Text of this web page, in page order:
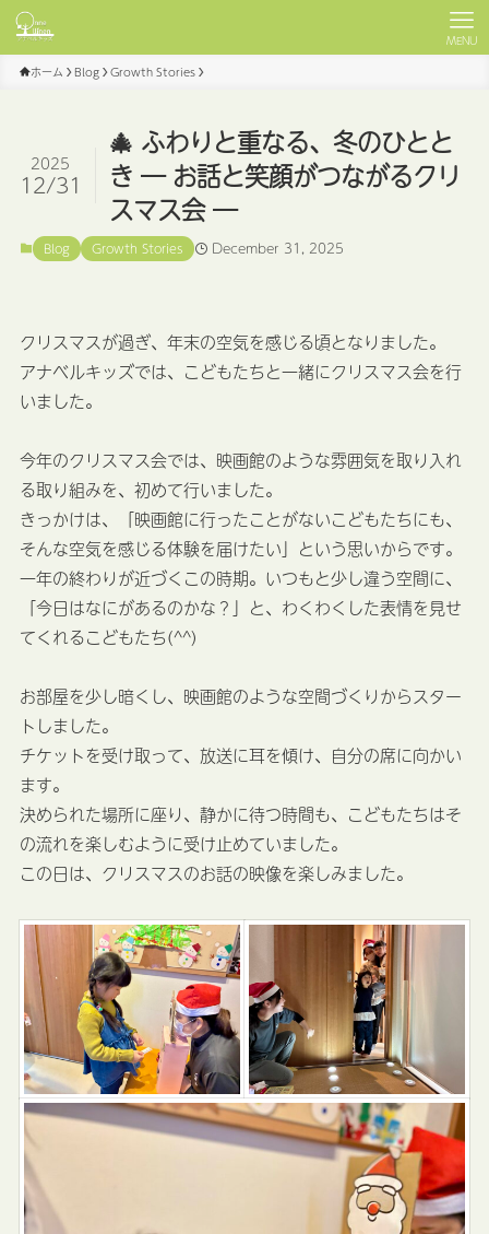
MENU
ホーム Blog Growth Stories
🎄 ふわりと重なる、冬のひとと
き ― お話と笑顔がつながるクリ
スマス会 ―
2025
12/31
Blog Growth Stories December 31, 2025
クリスマスが過ぎ、年末の空気を感じる頃となりました。
アナベルキッズでは、こどもたちと一緒にクリスマス会を行
いました。
今年のクリスマス会では、映画館のような雰囲気を取り入れ
る取り組みを、初めて行いました。
きっかけは、「映画館に行ったことがないこどもたちにも、
そんな空気を感じる体験を届けたい」という思いからです。
一年の終わりが近づくこの時期。いつもと少し違う空間に、
「今日はなにがあるのかな？」と、わくわくした表情を見せ
てくれるこどもたち(^^)
お部屋を少し暗くし、映画館のような空間づくりからスター
トしました。
チケットを受け取って、放送に耳を傾け、自分の席に向かい
ます。
決められた場所に座り、静かに待つ時間も、こどもたちはそ
の流れを楽しむように受け止めていました。
この日は、クリスマスのお話の映像を楽しみました。